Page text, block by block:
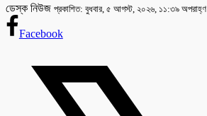
ডেস্ক নিউজ প্রকাশিত: বুধবার, ৫ আগস্ট, ২০২৬, ১১:৩৯ অপরাহ্ণ
Facebook